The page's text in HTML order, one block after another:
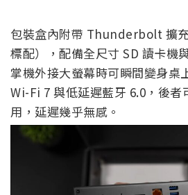
包裝盒內附帶 Thunderbolt 擴
標配），配備全尺寸 SD 讀卡機
掌機外接大螢幕時可瞬間變身桌
Wi-Fi 7 與低延遲藍牙 6.0，後者
用，延遲幾乎無感。